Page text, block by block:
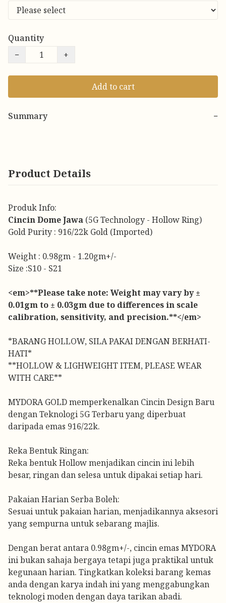
Quantity
−
+
Add to cart
Summary −
Product Details
Produk Info:
Cincin Dome Jawa (5G Technology - Hollow Ring)
Gold Purity : 916/22k Gold (Imported)
Weight : 0.98gm - 1.20gm+/-
Size :S10 - S21
<em>**Please take note: Weight may vary by ±
0.01gm to ± 0.03gm due to differences in scale
calibration, sensitivity, and precision.**</em>
*BARANG HOLLOW, SILA PAKAI DENGAN BERHATI-
HATI*
**HOLLOW & LIGHWEIGHT ITEM, PLEASE WEAR
WITH CARE**
MYDORA GOLD memperkenalkan Cincin Design Baru
dengan Teknologi 5G Terbaru yang diperbuat
daripada emas 916/22k.
Reka Bentuk Ringan:
Reka bentuk Hollow menjadikan cincin ini lebih
besar, ringan dan selesa untuk dipakai setiap hari.
Pakaian Harian Serba Boleh:
Sesuai untuk pakaian harian, menjadikannya aksesori
yang sempurna untuk sebarang majlis.
Dengan berat antara 0.98gm+/-, cincin emas MYDORA
ini bukan sahaja bergaya tetapi juga praktikal untuk
kegunaan harian. Tingkatkan koleksi barang kemas
anda dengan karya indah ini yang menggabungkan
teknologi moden dengan daya tarikan abadi.